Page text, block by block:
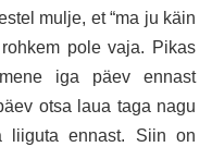
mulje, et “ma ju käin
pole vaja. Pikas
iga päev ennast
otsa laua taga nagu
liiguta ennast. Siin on